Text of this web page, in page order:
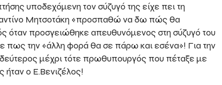
υποδεχόμενη τον σύζυγό της είχε πει τη
Μητσοτάκη «προσπαθώ να δω πώς θα
όταν προσγειώθηκε απευθυνόμενος στη σύζυγό του
πως την «άλλη φορά θα σε πάρω και εσένα»! Για την
δεύτερος μέχρι τότε πρωθυπουργός που πέταξε με
ο Ε.Βενιζέλος!